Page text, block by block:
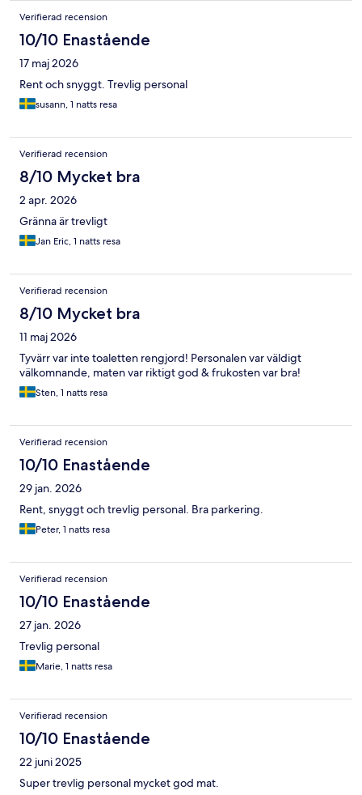
Verifierad recension
10/10 Enastående
17 maj 2026
Rent och snyggt. Trevlig personal
susann, 1 natts resa
Verifierad recension
8/10 Mycket bra
2 apr. 2026
Gränna är trevligt
Jan Eric, 1 natts resa
Verifierad recension
8/10 Mycket bra
11 maj 2026
Tyvärr var inte toaletten rengjord! Personalen var väldigt
välkomnande, maten var riktigt god & frukosten var bra!
Sten, 1 natts resa
Verifierad recension
10/10 Enastående
29 jan. 2026
Rent, snyggt och trevlig personal. Bra parkering.
Peter, 1 natts resa
Verifierad recension
10/10 Enastående
27 jan. 2026
Trevlig personal
Marie, 1 natts resa
Verifierad recension
10/10 Enastående
22 juni 2025
Super trevlig personal mycket god mat.